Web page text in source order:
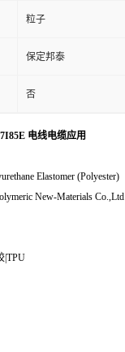
粒子
保定邦泰
否
电线电缆应用
Elastomer (Polyester)
New-Materials Co.,Ltd
|TPU